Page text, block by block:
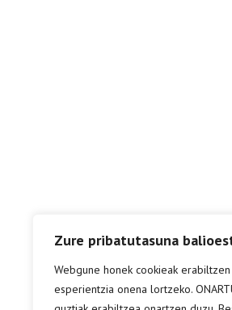
Zure pribatutasuna
Webgune honek cookieak
esperientzia onena lortzeko.